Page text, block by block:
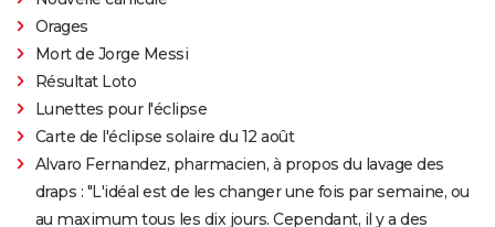
Orages
Mort de Jorge Messi
Résultat Loto
Lunettes pour l'éclipse
Carte de l'éclipse solaire du 12 août
Alvaro Fernandez, pharmacien, à propos du lavage des
draps : "L'idéal est de les changer une fois par semaine, ou
au maximum tous les dix jours. Cependant, il y a des